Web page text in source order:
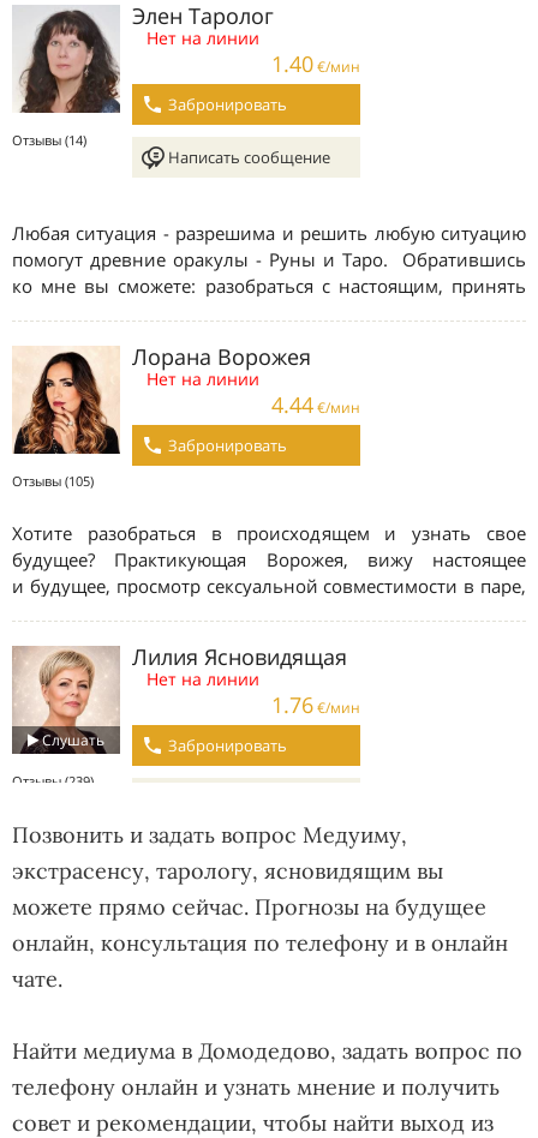
Позвонить и задать вопрос Медуиму,
экстрасенсу, тарологу, ясновидящим вы
можете прямо сейчас. Прогнозы на будущее
онлайн, консультация по телефону и в онлайн
чате.
Найти медиума в Домодедово, задать вопрос по
телефону онлайн и узнать мнение и получить
совет и рекомендации, чтобы найти выход из